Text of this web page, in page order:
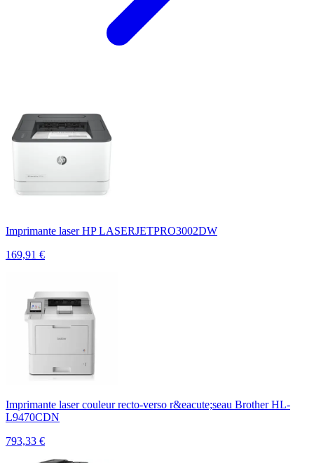
Imprimante laser HP LASERJETPRO3002DW
169,91 €
Imprimante laser couleur recto-verso r&eacute;seau Brother HL-
L9470CDN
793,33 €